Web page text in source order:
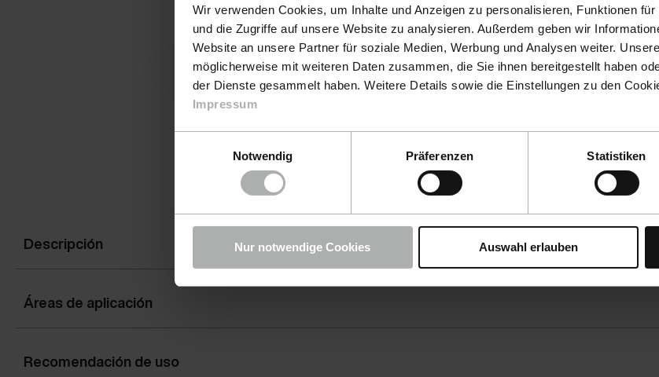
Wir verwenden Cookies, um Inhalte und Anzeigen zu personalisieren, Funktionen
und die Zugriffe auf unsere Website zu analysieren. Außerdem geben wir
Website an unsere Partner für soziale Medien, Werbung und Analysen weiter.
möglicherweise mit weiteren Daten zusammen, die Sie ihnen bereitgestellt haben
der Dienste gesammelt haben. Weitere Details sowie die Einstellungen zu den
Impressum
Notwendig
Präferenzen Statistiken
Nur notwendige Cookies Auswahl erlauben
Descripción
Áreas de aplicación
Recomendación de uso